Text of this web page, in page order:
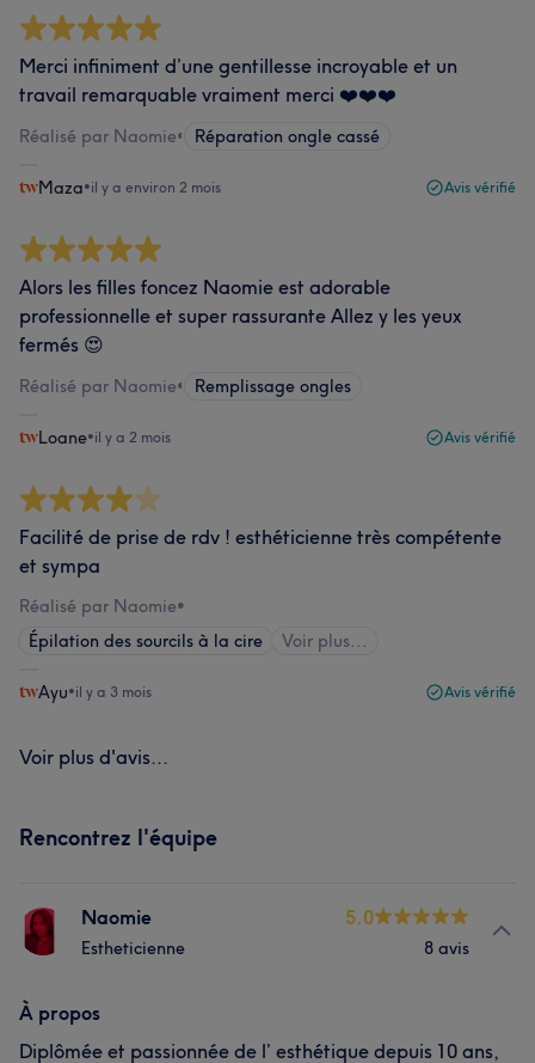
Merci infiniment d’une gentillesse incroyable et un
travail remarquable vraiment merci ❤️❤️❤️
Réalisé par Naomie• Réparation ongle cassé
Maza•il y a environ 2 mois Avis vérifié
Alors les filles foncez Naomie est adorable
professionnelle et super rassurante Allez y les yeux
fermés 😍
Réalisé par Naomie• Remplissage ongles
Loane•il y a 2 mois Avis vérifié
Facilité de prise de rdv ! esthéticienne très compétente
et sympa
Réalisé par Naomie•
Épilation des sourcils à la cire
Voir plus...
Ayu•il y a 3 mois Avis vérifié
Voir plus d'avis...
Rencontrez l'équipe
Naomie
Estheticienne
5.0
8 avis
À propos
Diplômée et passionnée de l’ esthétique depuis 10 ans,